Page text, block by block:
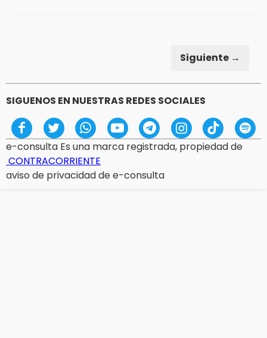
Siguiente →
SIGUENOS EN NUESTRAS REDES SOCIALES
e-consulta Es una marca registrada, propiedad de
CONTRACORRIENTE
aviso de privacidad de e-consulta